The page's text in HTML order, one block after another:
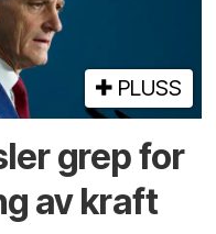
PLUSS
grep for
av kraft